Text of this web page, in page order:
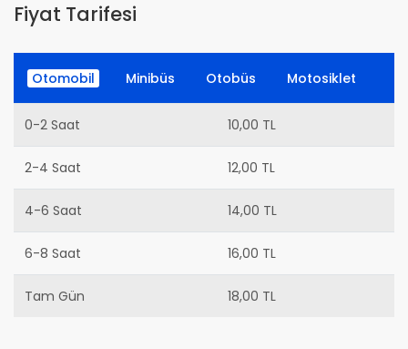
Fiyat Tarifesi
Otomobil Minibüs Otobüs Motosiklet
0-2 Saat 10,00 TL
2-4 Saat 12,00 TL
4-6 Saat 14,00 TL
6-8 Saat 16,00 TL
Tam Gün 18,00 TL